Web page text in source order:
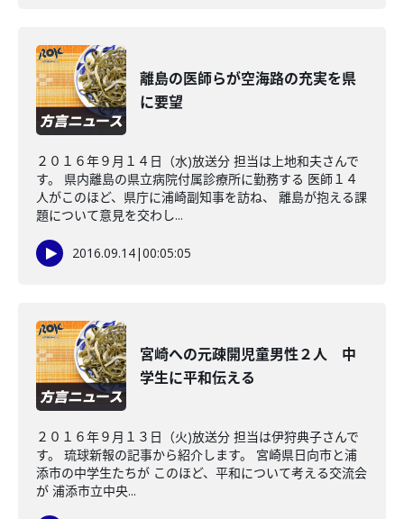
離島の医師らが空海路の充実を県
に要望
２０１６年９月１４日（水)放送分 担当は上地和夫さんで
す。 県内離島の県立病院付属診療所に勤務する 医師１４
人がこのほど、県庁に浦崎副知事を訪ね、 離島が抱える課
題について意見を交わし...
2016.09.14|00:05:05
宮崎への元疎開児童男性２人 中
学生に平和伝える
２０１６年９月１３日（火)放送分 担当は伊狩典子さんで
す。 琉球新報の記事から紹介します。 宮崎県日向市と浦
添市の中学生たちが このほど、平和について考える交流会
が 浦添市立中央...